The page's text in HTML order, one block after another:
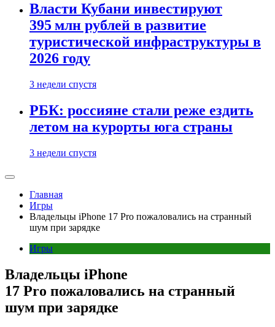
Власти Кубани инвестируют
395 млн рублей в развитие
туристической инфраструктуры в
2026 году
3 недели спустя
РБК: россияне стали реже ездить
летом на курорты юга страны
3 недели спустя
Главная
Игры
Владельцы iPhone 17 Pro пожаловались на странный
шум при зарядке
Игры
Владельцы iPhone
17 Pro пожаловались на странный
шум при зарядке